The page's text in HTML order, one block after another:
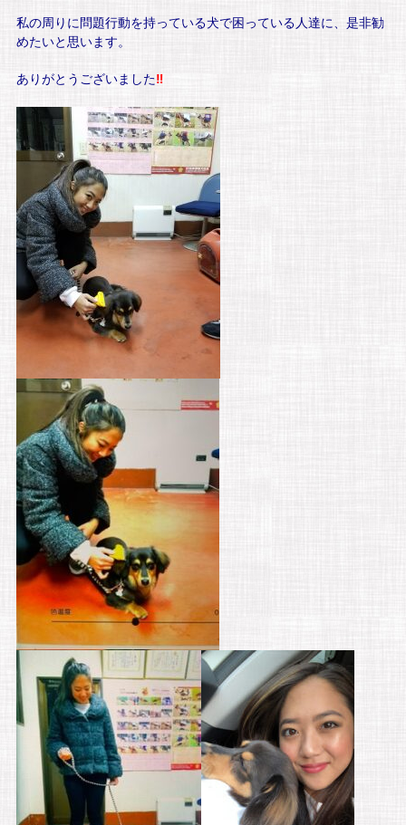
私の周りに問題行動を持っている犬で困っている人達に、是非勧
めたいと思います。
ありがとうございました‼